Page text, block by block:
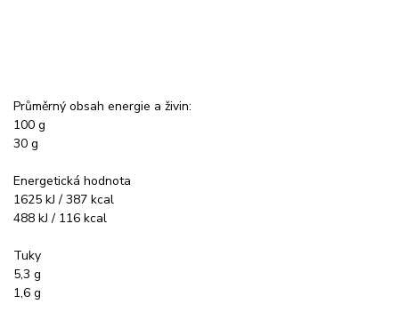
Průměrný obsah energie a živin:
100 g
30 g
Energetická hodnota
1625 kJ / 387 kcal
488 kJ / 116 kcal
Tuky
5,3 g
1,6 g